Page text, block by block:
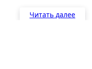
Читать далее